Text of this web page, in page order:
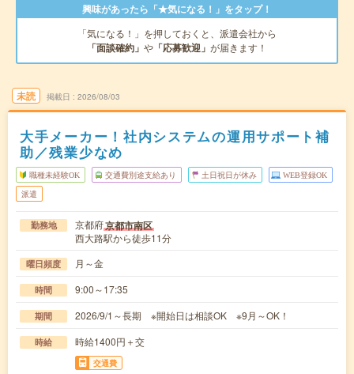
興味があったら「★気になる！」をタップ！
「気になる！」を押しておくと、派遣会社から
「面談確約」 や 「応募歓迎」 が届きます！
未読 掲載日 2026/08/03
大手メーカー！社内システムの運用サポート補
助／残業少なめ
職種未経験OK 交通費別途支給あり 土日祝日が休み WEB登録OK
派遣
勤務地 京都府京都市南区
西大路駅から徒歩11分
曜日頻度 月～金
時間 9:00～17:35
期間 2026/9/1～長期 ※開始日は相談OK ※9月～OK！
時給 時給1400円＋交
交通費